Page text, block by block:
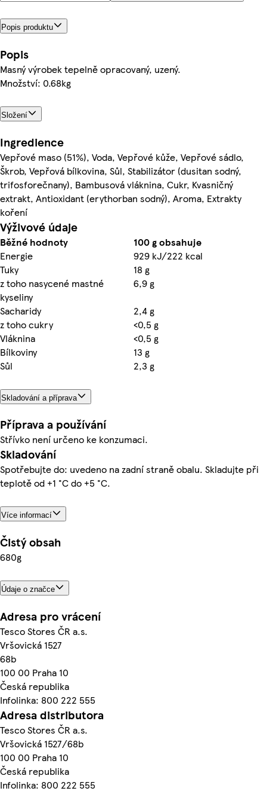
Popis produktu
Popis
Masný výrobek tepelně opracovaný, uzený.
Množství: 0.68kg
Složení
Ingredience
Vepřové maso (51%), Voda, Vepřové kůže, Vepřové sádlo,
Škrob, Vepřová bílkovina, Sůl, Stabilizátor (dusitan sodný,
trifosforečnany), Bambusová vláknina, Cukr, Kvasničný
extrakt, Antioxidant (erythorban sodný), Aroma, Extrakty
koření
Výživové údaje
Běžné hodnoty
100 g obsahuje
Energie
929 kJ/222 kcal
Tuky
18 g
z toho nasycené mastné
kyseliny
6,9 g
Sacharidy
2,4 g
z toho cukry
<0,5 g
Vláknina
<0,5 g
Bílkoviny
13 g
Sůl
2,3 g
Skladování a příprava
Příprava a používání
Střívko není určeno ke konzumaci.
Skladování
Spotřebujte do: uvedeno na zadní straně obalu. Skladujte při
teplotě od +1 °C do +5 °C.
Více informací
Čistý obsah
680g
Údaje o značce
Adresa pro vrácení
Tesco Stores ČR a.s.
Vršovická 1527
68b
100 00 Praha 10
Česká republika
Infolinka: 800 222 555
Adresa distributora
Tesco Stores ČR a.s.
Vršovická 1527/68b
100 00 Praha 10
Česká republika
Infolinka: 800 222 555